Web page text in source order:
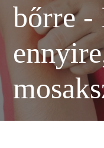
bőrre -